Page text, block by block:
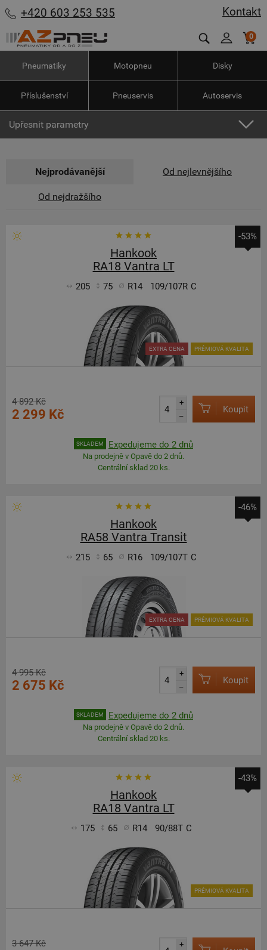
Kontakt
+420 603 253 535
0
Pneumatiky Motopneu Disky
Příslušenství Pneuservis Autoservis
Upřesnit parametry
Nejprodávanější Od nejlevnějšího
Od nejdražšího
-53%
Hankook
RA18 Vantra LT
205 75 R14 109/107R C
EXTRA CENA PRÉMIOVÁ KVALITA
4 892 Kč
2 299 Kč
+
–
Koupit
SKLADEM Expedujeme do 2 dnů
Na prodejně v Opavě do 2 dnů.
Centrální sklad 20 ks.
-46%
Hankook
RA58 Vantra Transit
215 65 R16 109/107T C
EXTRA CENA PRÉMIOVÁ KVALITA
4 995 Kč
2 675 Kč
+
–
Koupit
SKLADEM Expedujeme do 2 dnů
Na prodejně v Opavě do 2 dnů.
Centrální sklad 20 ks.
-43%
Hankook
RA18 Vantra LT
175 65 R14 90/88T C
PRÉMIOVÁ KVALITA
3 647 Kč
+